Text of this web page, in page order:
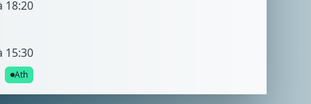
18:20
15:30
Ath